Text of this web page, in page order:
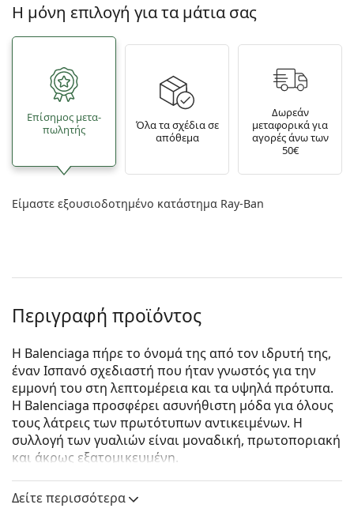
Η μόνη επιλογή για τα μάτια σας
Επίσημος μετα­
πωλητής
Όλα τα σχέδια σε
απόθεμα
Δωρεάν
μεταφορικά για
αγορές άνω των
50€
Είμαστε εξουσιοδοτημένο κατάστημα Ray-Ban
Περιγραφή προϊόντος
Η Balenciaga πήρε το όνομά της από τον ιδρυτή της,
έναν Ισπανό σχεδιαστή που ήταν γνωστός για την
εμμονή του στη λεπτομέρεια και τα υψηλά πρότυπα.
Η Balenciaga προσφέρει ασυνήθιστη μόδα για όλους
τους λάτρεις των πρωτότυπων αντικειμένων. Η
συλλογή των γυαλιών είναι μοναδική, πρωτοποριακή
και άκρως εξατομικευμένη.
Balenciaga BB0117O 002 57είναι unisex γυαλιά
οράσεως.
Δείτε περισσότερα